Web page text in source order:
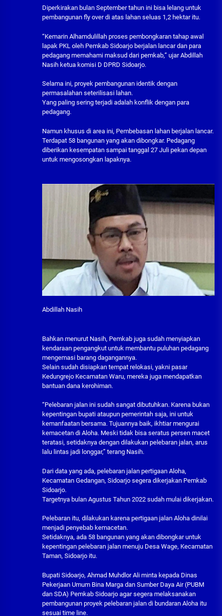
Diperkirakan bulan September tahun ini bisa lelang untuk
pembangunan fly over di atas lahan seluas 1,2 hektar itu.
“Kemarin Alhamdulillah proses pembongkaran tahap awal
lapak PKL oleh Pemkab Sidoarjo berjalan lancar dan para
pedagang memahami maksud dari pemkab,” ujar Abdillah
Nasih ketua komisi D DPRD Sidoarjo.
Selama ini, proyek pembangunan identik dengan
permasalahan seterilisasi lahan.
Yang paling sering terjadi adalah konflik dengan para
pedagang.
Namun khusus di area ini, Pembebasan lahan berjalan lancar.
Terdapat 58 bangunan yang akan dibongkar. Pedagang
diberikan kesempatan sampai tanggal 27 Juli pekan depan
untuk mengosongkan lapaknya.
Abdillah Nasih
Bahkan menurut Nasih, Pemkab juga sudah menyiapkan
kendaraan pengangkut untuk membantu puluhan pedagang
mengemasi barang dagangannya.
Selain sudah disiapkan tempat relokasi, yakni pasar
Kedungrejo Kecamatan Waru, mereka juga mendapatkan
bantuan dana kerohiman.
“Pelebaran jalan ini sudah sangat dibutuhkan. Karena bukan
kepentingan bupati ataupun pemerintah saja, ini untuk
kemanfaatan bersama. Tujuannya baik, ikhtiar mengurai
kemacetan di Aloha. Meski tidak bisa seratus persen macet
teratasi, setidaknya dengan dilakukan pelebaran jalan, arus
lalu lintas jadi longgar,” terang Nasih.
Dari data yang ada, pelebaran jalan pertigaan Aloha,
Kecamatan Gedangan, Sidoarjo segera dikerjakan Pemkab
Sidoarjo.
Targetnya bulan Agustus Tahun 2022 sudah mulai dikerjakan.
Pelebaran itu, dilakukan karena pertigaan jalan Aloha dinilai
menjadi penyebab kemacetan.
Setidaknya, ada 58 bangunan yang akan dibongkar untuk
kepentingan pelebaran jalan menuju Desa Wage, Kecamatan
Taman, Sidoarjo itu.
Bupati Sidoarjo, Ahmad Muhdlor Ali minta kepada Dinas
Pekerjaan Umum Bina Marga dan Sumber Daya Air (PUBM
dan SDA) Pemkab Sidoarjo agar segera melaksanakan
pembangunan proyek pelebaran jalan di bundaran Aloha itu
sesuai time line.